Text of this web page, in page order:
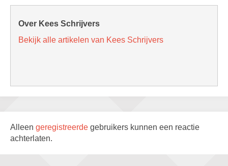
Over Kees Schrijvers
Bekijk alle artikelen van Kees Schrijvers
Alleen geregistreerde gebruikers kunnen een reactie
achterlaten.